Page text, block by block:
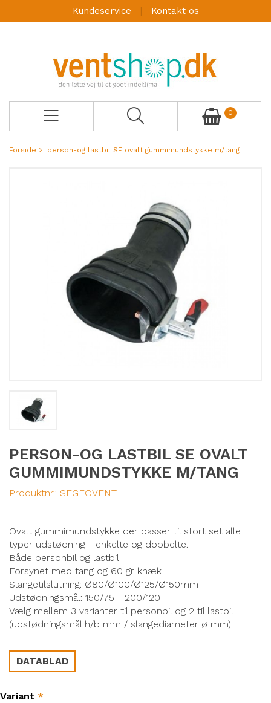
Kundeservice Kontakt os
0
Forside person-og lastbil SE ovalt gummimundstykke m/tang
PERSON-OG LASTBIL SE OVALT
GUMMIMUNDSTYKKE M/TANG
Produktnr.: SEGEOVENT
Ovalt gummimundstykke der passer til stort set alle
typer udstødning - enkelte og dobbelte.
Både personbil og lastbil
Forsynet med tang og 60 gr knæk
Slangetilslutning: Ø80/Ø100/Ø125/Ø150mm
Udstødningsmål: 150/75 - 200/120
Vælg mellem 3 varianter til personbil og 2 til lastbil
(udstødningsmål h/b mm / slangediameter ø mm)
DATABLAD
Variant *